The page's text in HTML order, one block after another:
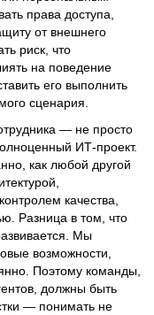
права доступа,
от внешнего
риск, что
на поведение
его выполнить
сценария.
— не просто
ИТ-проект.
как любой другой
качества,
Разница в том, что
Мы
возможности,
Поэтому команды,
должны быть
— понимать не